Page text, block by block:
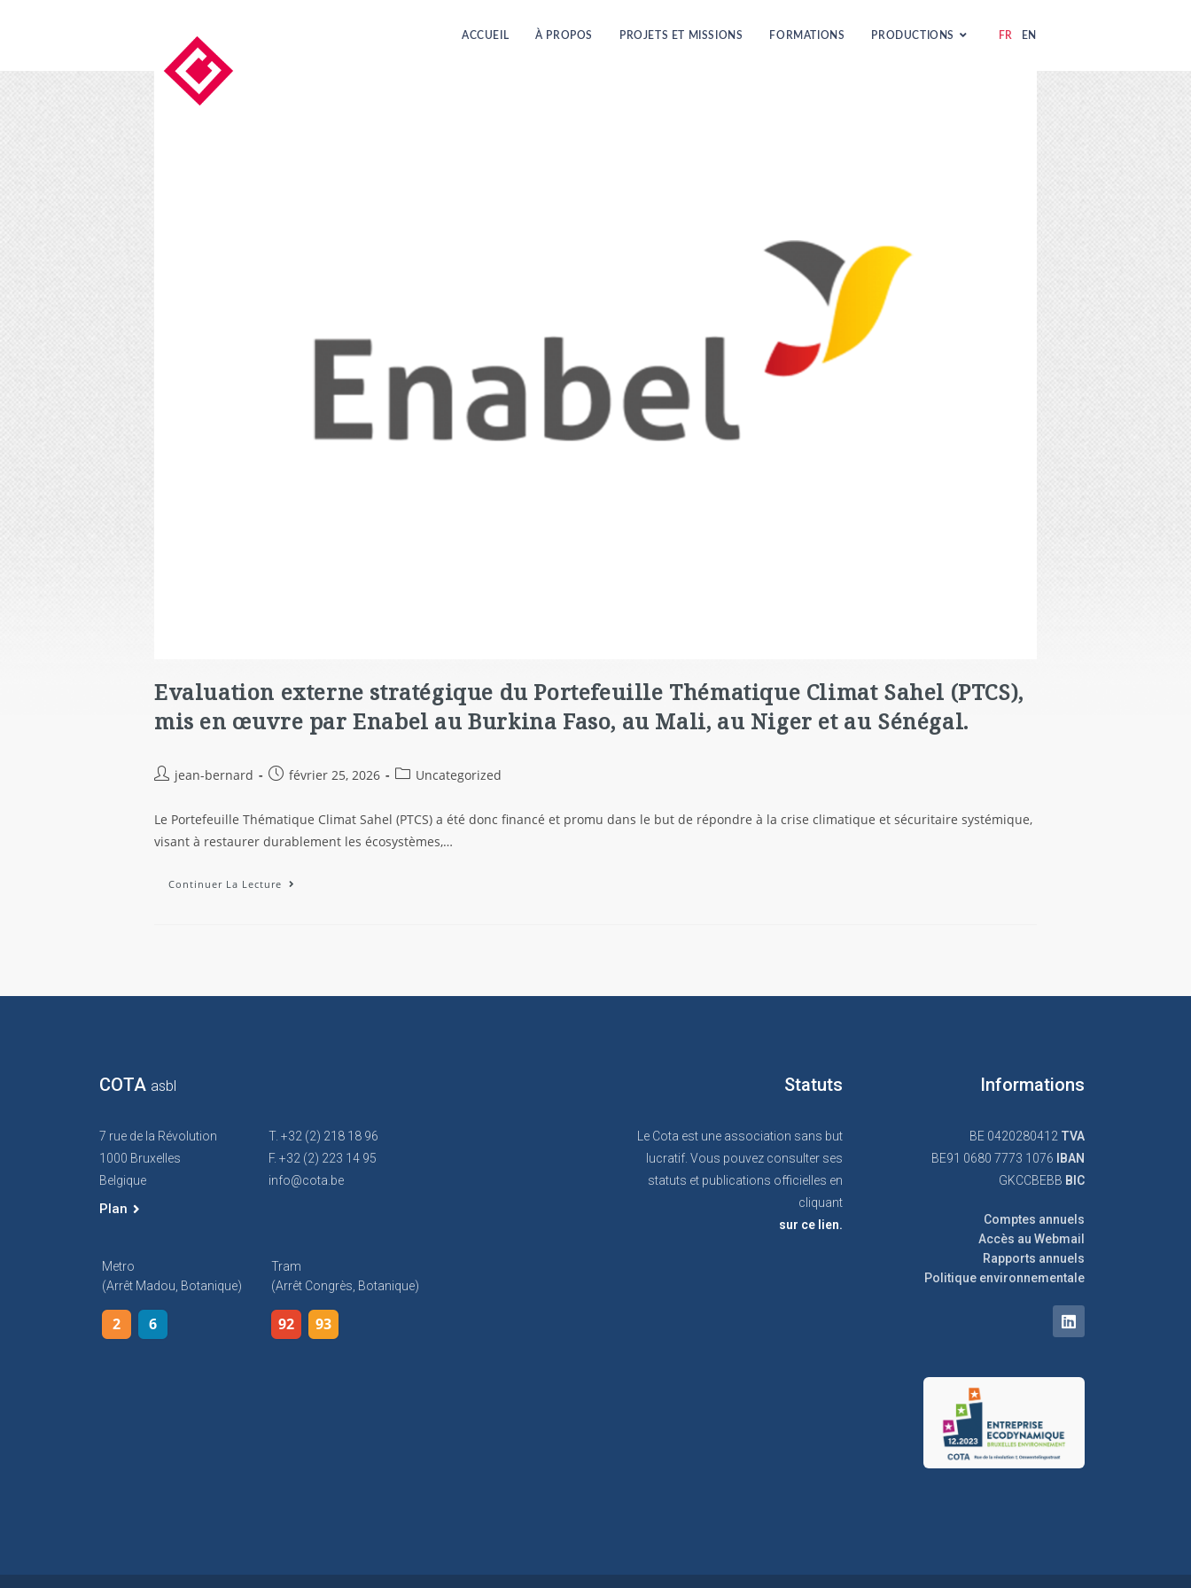
ACCUEIL À PROPOS PROJETS ET MISSIONS FORMATIONS PRODUCTIONS FR EN
Evaluation externe stratégique du Portefeuille Thématique Climat Sahel (PTCS),
mis en œuvre par Enabel au Burkina Faso, au Mali, au Niger et au Sénégal.
jean-bernard février 25, 2026 Uncategorized
Le Portefeuille Thématique Climat Sahel (PTCS) a été donc financé et promu dans le but de répondre à la crise climatique et sécuritaire systémique,
visant à restaurer durablement les écosystèmes,…
Continuer La Lecture
COTA asbl
7 rue de la Révolution
1000 Bruxelles
Belgique
Plan
T. +32 (2) 218 18 96
F. +32 (2) 223 14 95
info@cota.be
Metro
(arrêt Madou, Botanique)
2 6
Tram
(arrêt Congrès, Botanique)
92 93
Statuts
Le Cota est une association sans but
lucratif. Vous pouvez consulter ses
statuts et publications officielles en
cliquant
sur ce lien.
Informations
BE 0420280412 TVA
BE91 0680 7773 1076
IBAN
GKCCBEBB BIC
Comptes annuels
Accès au Webmail
Rapports annuels
Politique environnementale